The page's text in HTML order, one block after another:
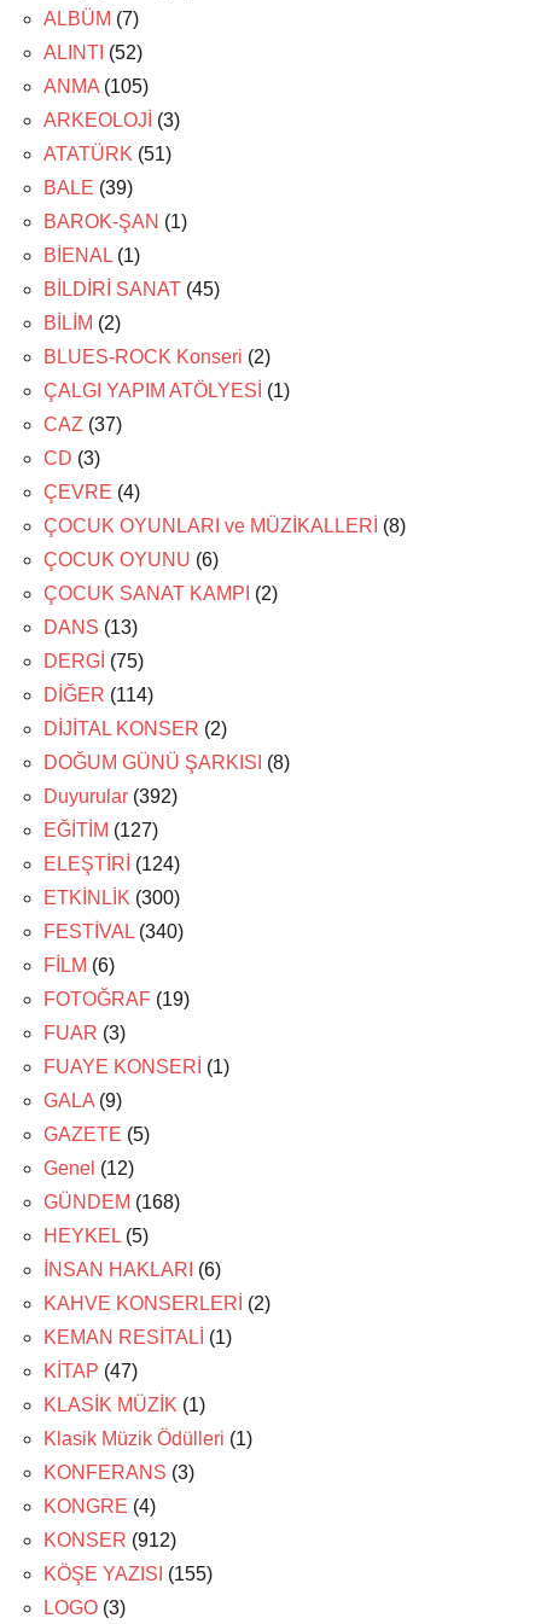
ALBÜM (7)
ALINTI (52)
ANMA (105)
ARKEOLOJİ (3)
ATATÜRK (51)
BALE (39)
BAROK-ŞAN (1)
BİENAL (1)
BİLDİRİ SANAT (45)
BİLİM (2)
BLUES-ROCK Konseri (2)
ÇALGI YAPIM ATÖLYESİ (1)
CAZ (37)
CD (3)
ÇEVRE (4)
ÇOCUK OYUNLARI ve MÜZİKALLERİ (8)
ÇOCUK OYUNU (6)
ÇOCUK SANAT KAMPI (2)
DANS (13)
DERGİ (75)
DİĞER (114)
DİJİTAL KONSER (2)
DOĞUM GÜNÜ ŞARKISI (8)
Duyurular (392)
EĞİTİM (127)
ELEŞTİRİ (124)
ETKİNLİK (300)
FESTİVAL (340)
FİLM (6)
FOTOĞRAF (19)
FUAR (3)
FUAYE KONSERİ (1)
GALA (9)
GAZETE (5)
Genel (12)
GÜNDEM (168)
HEYKEL (5)
İNSAN HAKLARI (6)
KAHVE KONSERLERİ (2)
KEMAN RESİTALİ (1)
KİTAP (47)
KLASİK MÜZİK (1)
Klasik Müzik Ödülleri (1)
KONFERANS (3)
KONGRE (4)
KONSER (912)
KÖŞE YAZISI (155)
LOGO (3)